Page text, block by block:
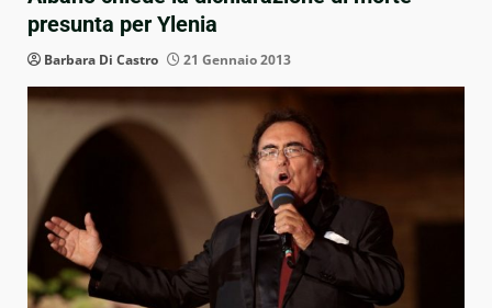
presunta per Ylenia
Barbara Di Castro 21 Gennaio 2013